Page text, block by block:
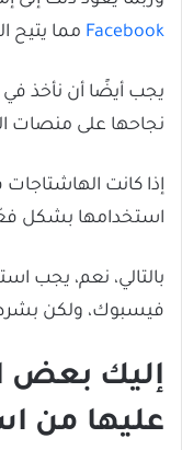
Facebook مما يتيح
يجب أيضًا أن نأخذ في
نجاحها على منصات
إذا كانت
استخدامها بشكل
بالتالي، نعم، يجب
فيسبوك، ولكن
إليك بعض
عليها من